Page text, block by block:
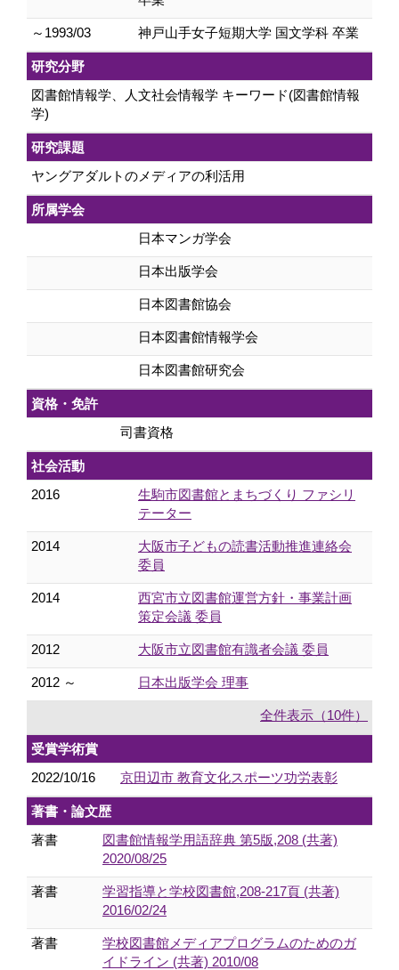
～1993/03 神戸山手女子短期大学 国文学科 卒業
研究分野
図書館情報学、人文社会情報学 キーワード(図書館情報
学)
研究課題
ヤングアダルトのメディアの利活用
所属学会
日本マンガ学会
日本出版学会
日本図書館協会
日本図書館情報学会
日本図書館研究会
資格・免許
司書資格
社会活動
2016
生駒市図書館とまちづくり ファシリ
テーター
2014
大阪市子どもの読書活動推進連絡会
委員
2014
西宮市立図書館運営方針・事業計画
策定会議 委員
2012 大阪市立図書館有識者会議 委員
2012 ～ 日本出版学会 理事
全件表示（10件）
受賞学術賞
2022/10/16
京田辺市 教育文化スポーツ功労表彰
著書・論文歴
著書
図書館情報学用語辞典 第5版,208 (共著)
2020/08/25
著書
学習指導と学校図書館,208-217頁 (共著)
2016/02/24
著書
学校図書館メディアプログラムのためのガ
イドライン (共著) 2010/08